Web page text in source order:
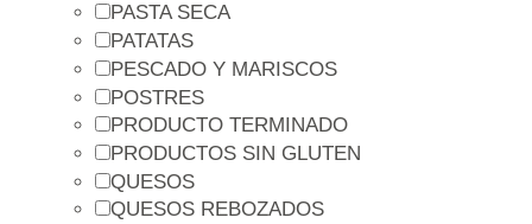
PASTA SECA
PATATAS
PESCADO Y MARISCOS
POSTRES
PRODUCTO TERMINADO
PRODUCTOS SIN GLUTEN
QUESOS
QUESOS REBOZADOS